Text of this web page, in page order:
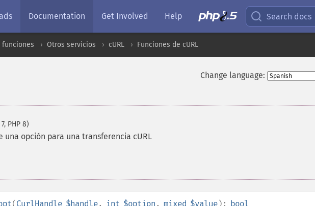
Documentation Get Involved Help Search docs
funciones Otros servicios cURL Funciones de cURL
Change language:
PHP 8)
una opción para una transferencia cURL
(CurlHandle $handle, int $option , mixed $value): bool